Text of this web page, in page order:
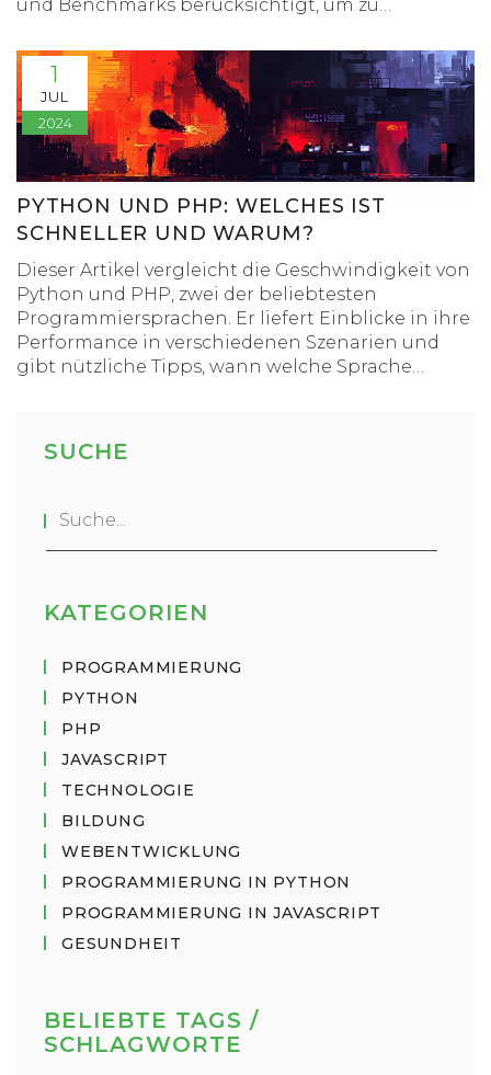
und Benchmarks berücksichtigt, um zu
verschiedenen Szenarien schlagen.
1
JUL
2024
PYTHON UND PHP: WELCHES IST
SCHNELLER UND WARUM?
Dieser Artikel vergleicht die Geschwindigkeit von
Python und PHP, zwei der beliebtesten
Programmiersprachen. Er liefert Einblicke in ihre
Performance in verschiedenen Szenarien und
gibt nützliche Tipps, wann welche Sprache
die die Unterschiede in der Geschwindigkeit
aufzeigen. Entdecken Sie, welche Aufgaben mit
können und welche Faktoren die
Geschwindigkeit beeinflussen.
SUCHE
KATEGORIEN
PROGRAMMIERUNG
PYTHON
PHP
JAVASCRIPT
TECHNOLOGIE
BILDUNG
WEBENTWICKLUNG
PROGRAMMIERUNG IN PYTHON
PROGRAMMIERUNG IN JAVASCRIPT
GESUNDHEIT
BELIEBTE TAGS /
SCHLAGWORTE